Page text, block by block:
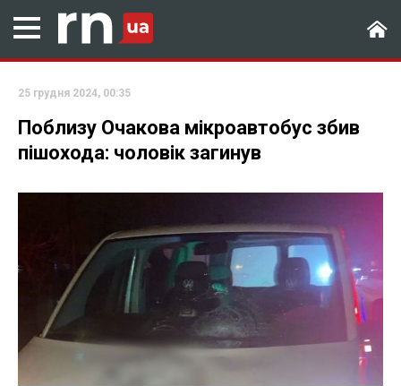
25 грудня 2024, 00:35
Поблизу Очакова мікроавтобус збив
пішохода: чоловік загинув